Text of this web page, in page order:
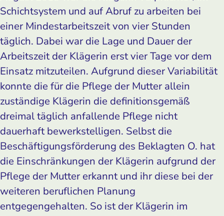
Schichtsystem und auf Abruf zu arbeiten bei
einer Mindestarbeitszeit von vier Stunden
täglich. Dabei war die Lage und Dauer der
Arbeitszeit der Klägerin erst vier Tage vor dem
Einsatz mitzuteilen. Aufgrund dieser Variabilität
konnte die für die Pflege der Mutter allein
zuständige Klägerin die definitionsgemäß
dreimal täglich anfallende Pflege nicht
dauerhaft bewerkstelligen. Selbst die
Beschäftigungsförderung des Beklagten O. hat
die Einschränkungen der Klägerin aufgrund der
Pflege der Mutter erkannt und ihr diese bei der
weiteren beruflichen Planung
entgegengehalten. So ist der Klägerin im